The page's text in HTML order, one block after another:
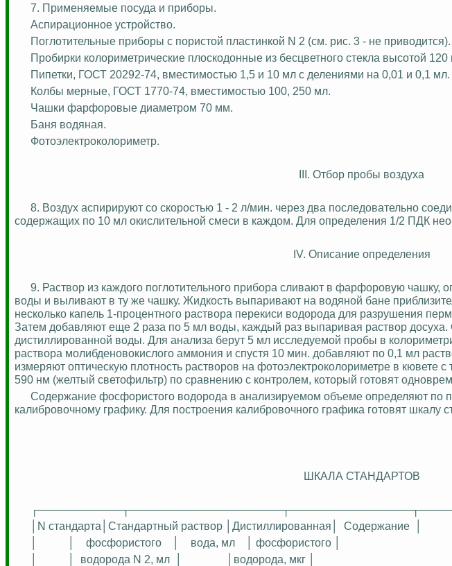
7. Применяемые посуда и приборы.
Аспирационное устройство.
Поглотительные приборы с пористой пластинкой N 2 (см. рис. 3 - не приводится).
Пробирки колориметрические плоскодонные из бесцветного стекла высотой
Пипетки, ГОСТ 20292-74, вместимостью 1,5 и 10 мл с делениями на 0,01 и 0,1 мл.
Колбы мерные, ГОСТ 1770-74, вместимостью 100, 250 мл.
Чашки фарфоровые диаметром 70 мм.
Баня водяная.
Фотоэлектроколориметр
III. Отбор пробы воздуха
8. Воздух аспирируют со скоростью 1 - 2 л/мин. через два последовательно
содержащих по 10 мл окислительной смеси в каждом. Для определения 1/2 ПДК
IV. Описание определения
9. Раствор из каждого поглотительного прибора сливают в фарфоровую чашку,
воды и выливают в ту же чашку. Жидкость выпаривают на водяной бане
несколько капель 1-процентного раствора перекиси водорода для разрушения
Затем добавляют еще 2 раза по 5 мл воды, каждый раз выпаривая раствор досуха.
дистиллированной воды. Для анализа берут 5 мл исследуемой пробы в
раствора молибденовокислого аммония и спустя 10 мин. добавляют по 0,1 мл
измеряют оптическую плотность растворов на фотоэлектроколориметре в кювете
590 нм (желтый светофильтр) по сравнению с контролем, который готовят
Содержание фосфористого водорода в анализируемом объеме определяют по
калибровочному графику. Для построения калибровочного графика готовят шкалу
ШКАЛА СТАНДАРТОВ
│N стандарта│Стандартный раствор │ Дистиллированная Содержание
фосфористого вода, мл
│ фосфористого │
водорода N 2, мл
│водорода, мкг │